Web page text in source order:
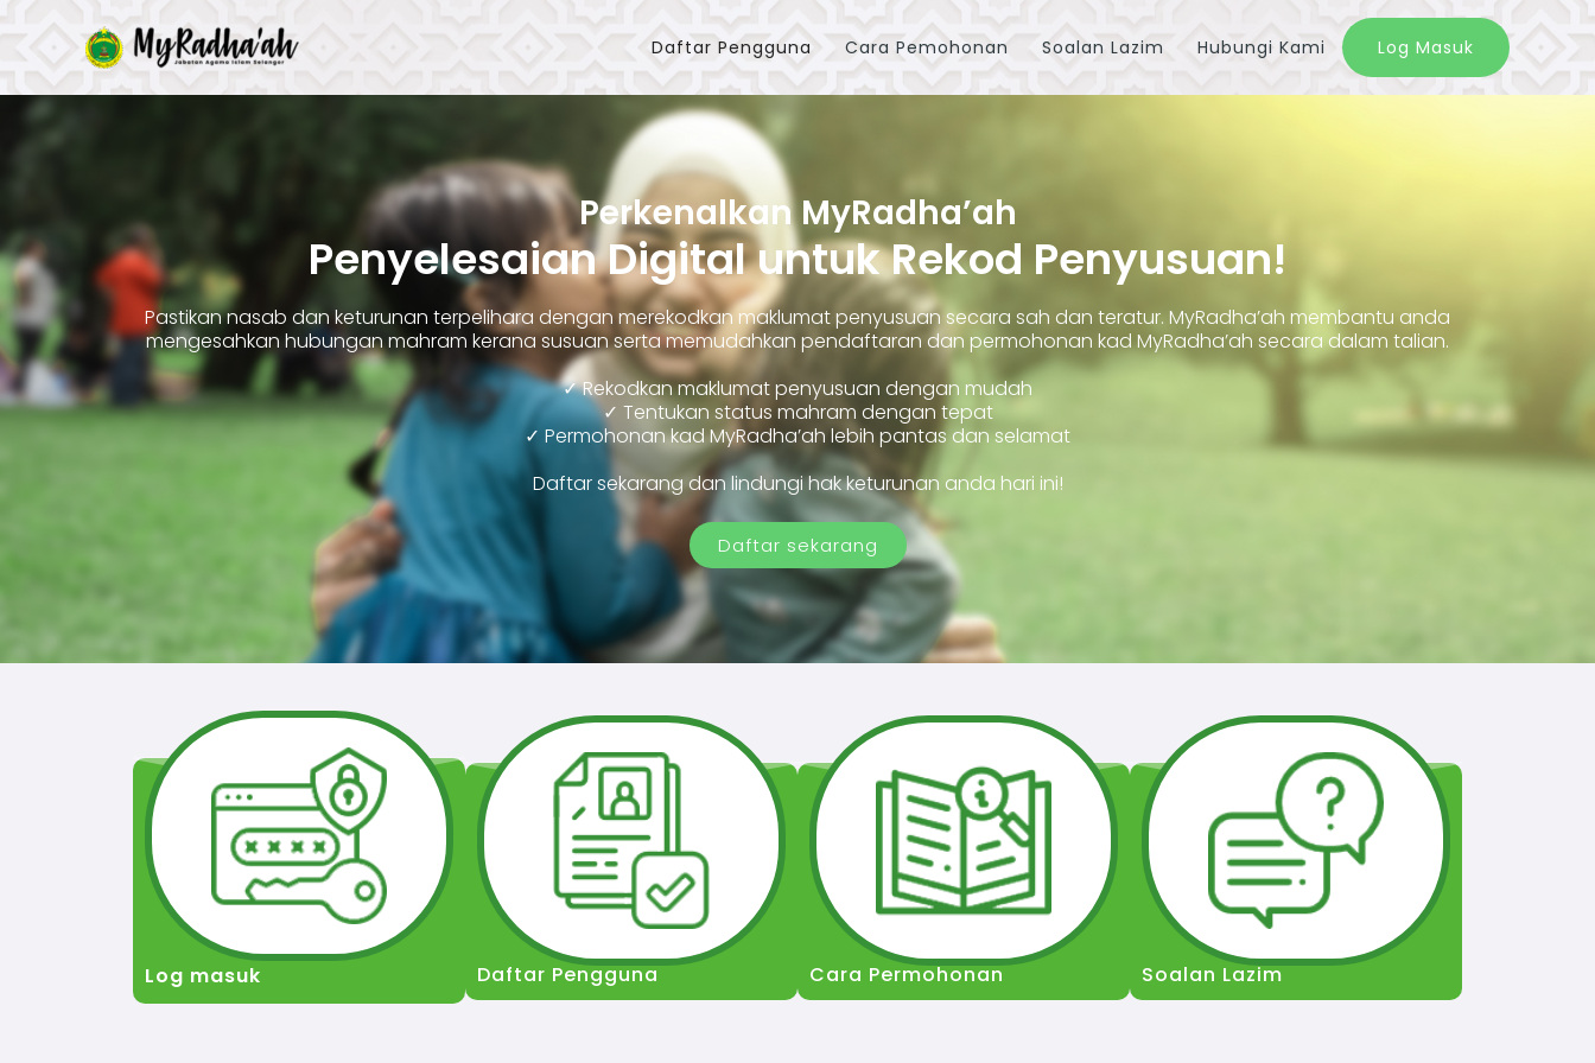
Skip
to
content
Daftar Pengguna Cara Pemohonan Soalan Lazim Hubungi Kami Log Masuk
Perkenalkan MyRadha’ah
Penyelesaian Digital untuk Rekod Penyusuan!
Pastikan nasab dan keturunan terpelihara dengan merekodkan maklumat penyusuan secara sah dan teratur. MyRadha’ah membantu anda
mengesahkan hubungan mahram kerana susuan serta memudahkan pendaftaran dan permohonan kad MyRadha’ah secara dalam talian.
✓ Rekodkan maklumat penyusuan dengan mudah
✓ Tentukan status mahram dengan tepat
✓ Permohonan kad MyRadha’ah lebih pantas dan selamat
Daftar sekarang dan lindungi hak keturunan anda hari ini!
Daftar sekarang
Log masuk Daftar Pengguna Cara Permohonan Soalan Lazim